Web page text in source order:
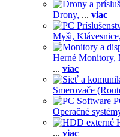
Drony, ... viac
Myši, Klávesnice,
Herné Monitory,
... viac
Smerovače
Operačné
... viac